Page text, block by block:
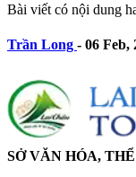
Bài viết có nội dung
Trần Long - 06 Feb,
SỞ VĂN HÓA,